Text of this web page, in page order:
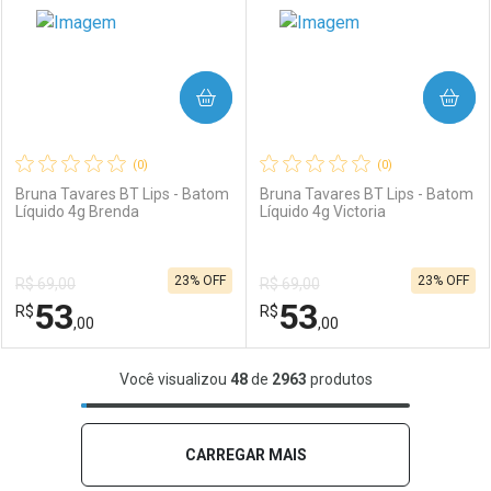
Comprar sem Desconto
Por R$ 74,00/cada
Comprar sem Desconto
Por R$ 74,00/cada
Comprar sem Desconto
Por R$ 53,00/cada
Comprar sem Desconto
Por R$ 53,00/cada
(0)
Bruna Tavares BT Lips - Batom
Líquido 4g Brenda
R$ 69,00
R$53,00
23% OFF
COMPRAR
FECHAR
FECHAR
(0)
Bruna Tavares BT Lips - Batom
Líquido 4g Victoria
R$ 69,00
R$53,00
23% OFF
COMPRAR
Você visualizou 48de 2963 produtos
CARREGAR MAIS